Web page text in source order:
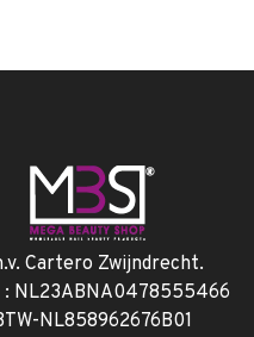
Cartero Zwijndrecht.
: NL23ABNA0478555466
NL858962676B01